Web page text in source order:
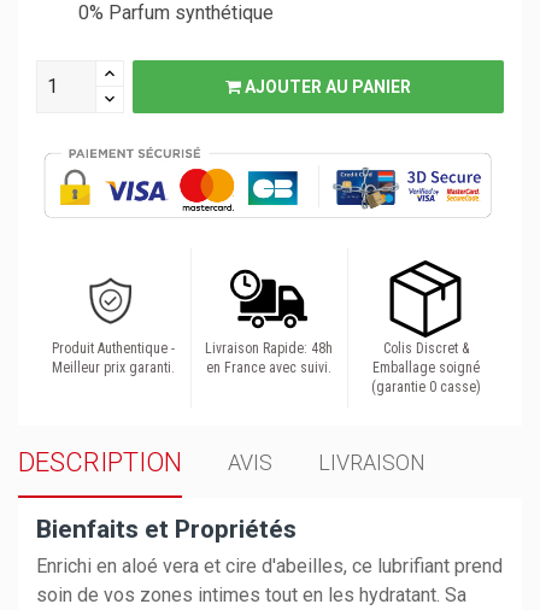
0% Parfum synthétique
AJOUTER AU PANIER
Produit Authentique -
Meilleur prix garanti.
Livraison Rapide: 48h
en France avec suivi.
Colis Discret &
Emballage soigné
(garantie 0 casse)
DESCRIPTION AVIS LIVRAISON
Bienfaits et Propriétés
Enrichi en aloé vera et cire d'abeilles, ce lubrifiant prend
soin de vos zones intimes tout en les hydratant. Sa